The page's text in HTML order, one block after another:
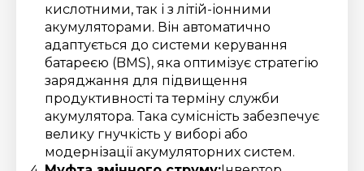
кислотними, так і з літій-іонними
акумуляторами. Він автоматично
адаптується до системи керування
батареєю (BMS), яка оптимізує стратегію
заряджання для підвищення
продуктивності та терміну служби
акумулятора. Така сумісність забезпечує
велику гнучкість у виборі або
модернізації акумуляторних систем.